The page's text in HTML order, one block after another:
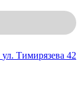
ул. Тимирязева 42